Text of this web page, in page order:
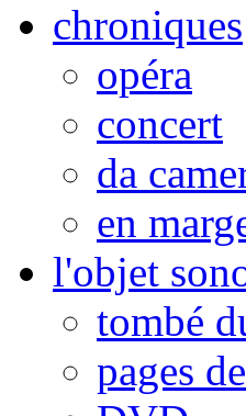
chroniques
opéra
concert
da
en
l'objet
tombé
pages